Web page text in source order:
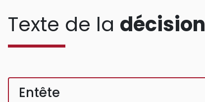
Texte de la décision
Entête